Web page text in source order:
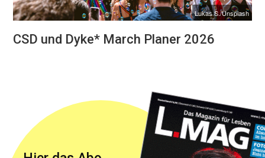
Lukas S./Unsplash
CSD und Dyke* March Planer 2026